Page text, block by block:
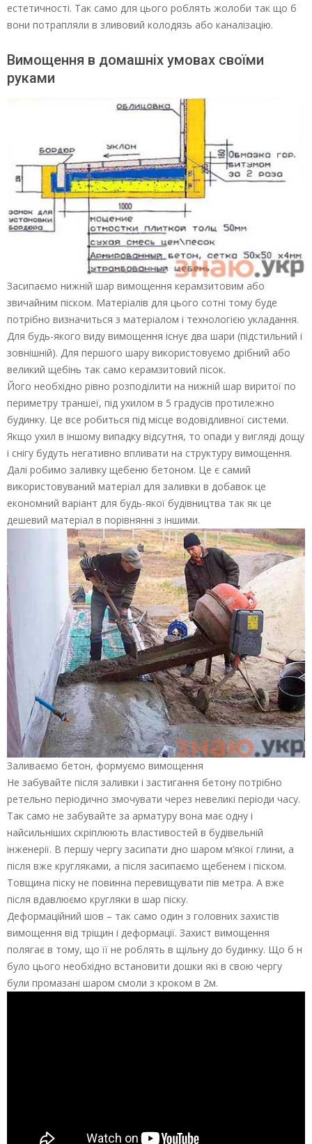
естетичності. Так само для цього роблять жолоби так що б
вони потрапляли в зливовий колодязь або каналізацію.
Вимощення в домашніх умовах своїми
руками
Засипаємо нижній шар вимощення керамзитовим або
звичайним піском. Матеріалів для цього сотні тому буде
потрібно визначиться з матеріалом і технологією укладання.
Для будь-якого виду вимощення існує два шари (підстильний і
зовнішній). Для першого шару використовуємо дрібний або
великий щебінь так само керамзитовий пісок.
Його необхідно рівно розподілити на нижній шар виритої по
периметру траншеї, під ухилом в 5 градусів протилежно
будинку. Це все робиться під місце водовідливної системи.
Якщо ухил в іншому випадку відсутня, то опади у вигляді дощу
і снігу будуть негативно впливати на структуру вимощення.
Далі робимо заливку щебеню бетоном. Це є самий
використовуваний матеріал для заливки в добавок це
економний варіант для будь-якої будівництва так як це
дешевий матеріал в порівнянні з іншими.
Заливаємо бетон, формуємо вимощення
Не забувайте після заливки і застигання бетону потрібно
ретельно періодично змочувати через невеликі періоди часу.
Так само не забувайте за арматуру вона має одну і
найсильніших скріплюють властивостей в будівельній
інженерії. В першу чергу засипати дно шаром м’якої глини, а
після вже кругляками, а після засипаємо щебенем і піском.
Товщина піску не повинна перевищувати пів метра. А вже
після вдавлюємо кругляки в шар піску.
Деформаційний шов – так само один з головних захистів
вимощення від тріщин і деформації. Захист вимощення
полягає в тому, що її не роблять в щільну до будинку. Що б н
було цього необхідно встановити дошки які в свою чергу
були промазані шаром смоли з кроком в 2м.